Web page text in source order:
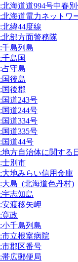
:北海道道994号中春
:北海道電力ネットワ
:北緯44度線
:北部方面警務隊
:千島列島
:千島国
:占守島
:国後島
:国後郡
:国道243号
:国道244号
:国道334号
:国道335号
:国道44号
:地方自治体に関する
:士別市
:大地みらい信用金庫
:大島_(北海道色丹村)
:宇志知島
:安渡移矢岬
:寛政
:小千島列島
:市立根室病院
:市郡区番号
:帯広郵便局